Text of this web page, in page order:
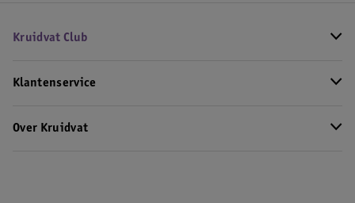
Kruidvat Club
Klantenservice
Over Kruidvat